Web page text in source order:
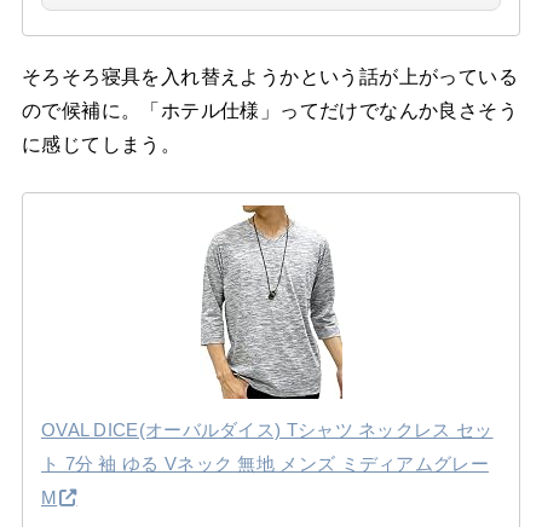
そろそろ寝具を入れ替えようかという話が上がっている
ので候補に。「ホテル仕様」ってだけでなんか良さそう
に感じてしまう。
OVAL DICE(オーバルダイス) Tシャツ ネックレス セッ
ト 7分 袖 ゆる Vネック 無地 メンズ ミディアムグレー
M